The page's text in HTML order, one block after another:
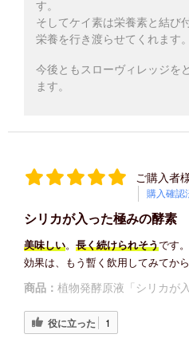
す。
そしてケイ素は栄養素と結び
栄養を行き渡らせてくれます。
今後ともスローヴィレッジを
ます。
ご購入者
購入確認
シリカが入った極みの酵素
美味しい。 長く続けられそうです。
効果は、もう暫く飲用してみてから
商品： 植物発酵原液「シリカが
役に立った 1